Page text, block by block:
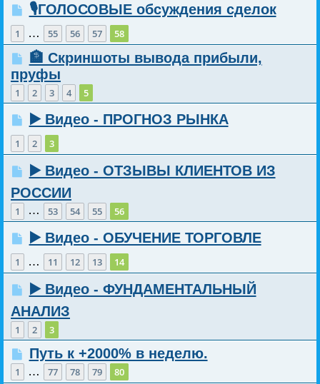
🎙️ГОЛОСОВЫЕ обсуждения сделок
1 … 55 56 57 58
🏦 Скриншоты вывода прибыли,
пруфы
1 2 3 4 5
▶️ Видео - ПРОГНОЗ РЫНКА
1 2 3
▶️ Видео - ОТЗЫВЫ КЛИЕНТОВ ИЗ
РОССИИ
1 … 53 54 55 56
▶️ Видео - ОБУЧЕНИЕ ТОРГОВЛЕ
1 … 11 12 13 14
▶️ Видео - ФУНДАМЕНТАЛЬНЫЙ
АНАЛИЗ
1 2 3
Путь к +2000% в неделю.
1 … 77 78 79 80